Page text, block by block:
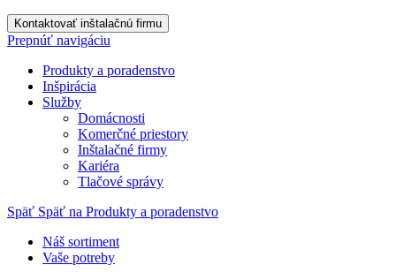
Kontaktovať inštalačnú firmu
Prepnúť navigáciu
Produkty a poradenstvo
Inšpirácia
Služby
Domácnosti
Komerčné priestory
Inštalačné firmy
Kariéra
Tlačové správy
Späť Späť na Produkty a poradenstvo
Náš sortiment
Vaše potreby